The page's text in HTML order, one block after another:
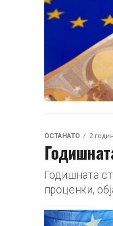
ОСТАНАТО 2
Годишната
проценки,